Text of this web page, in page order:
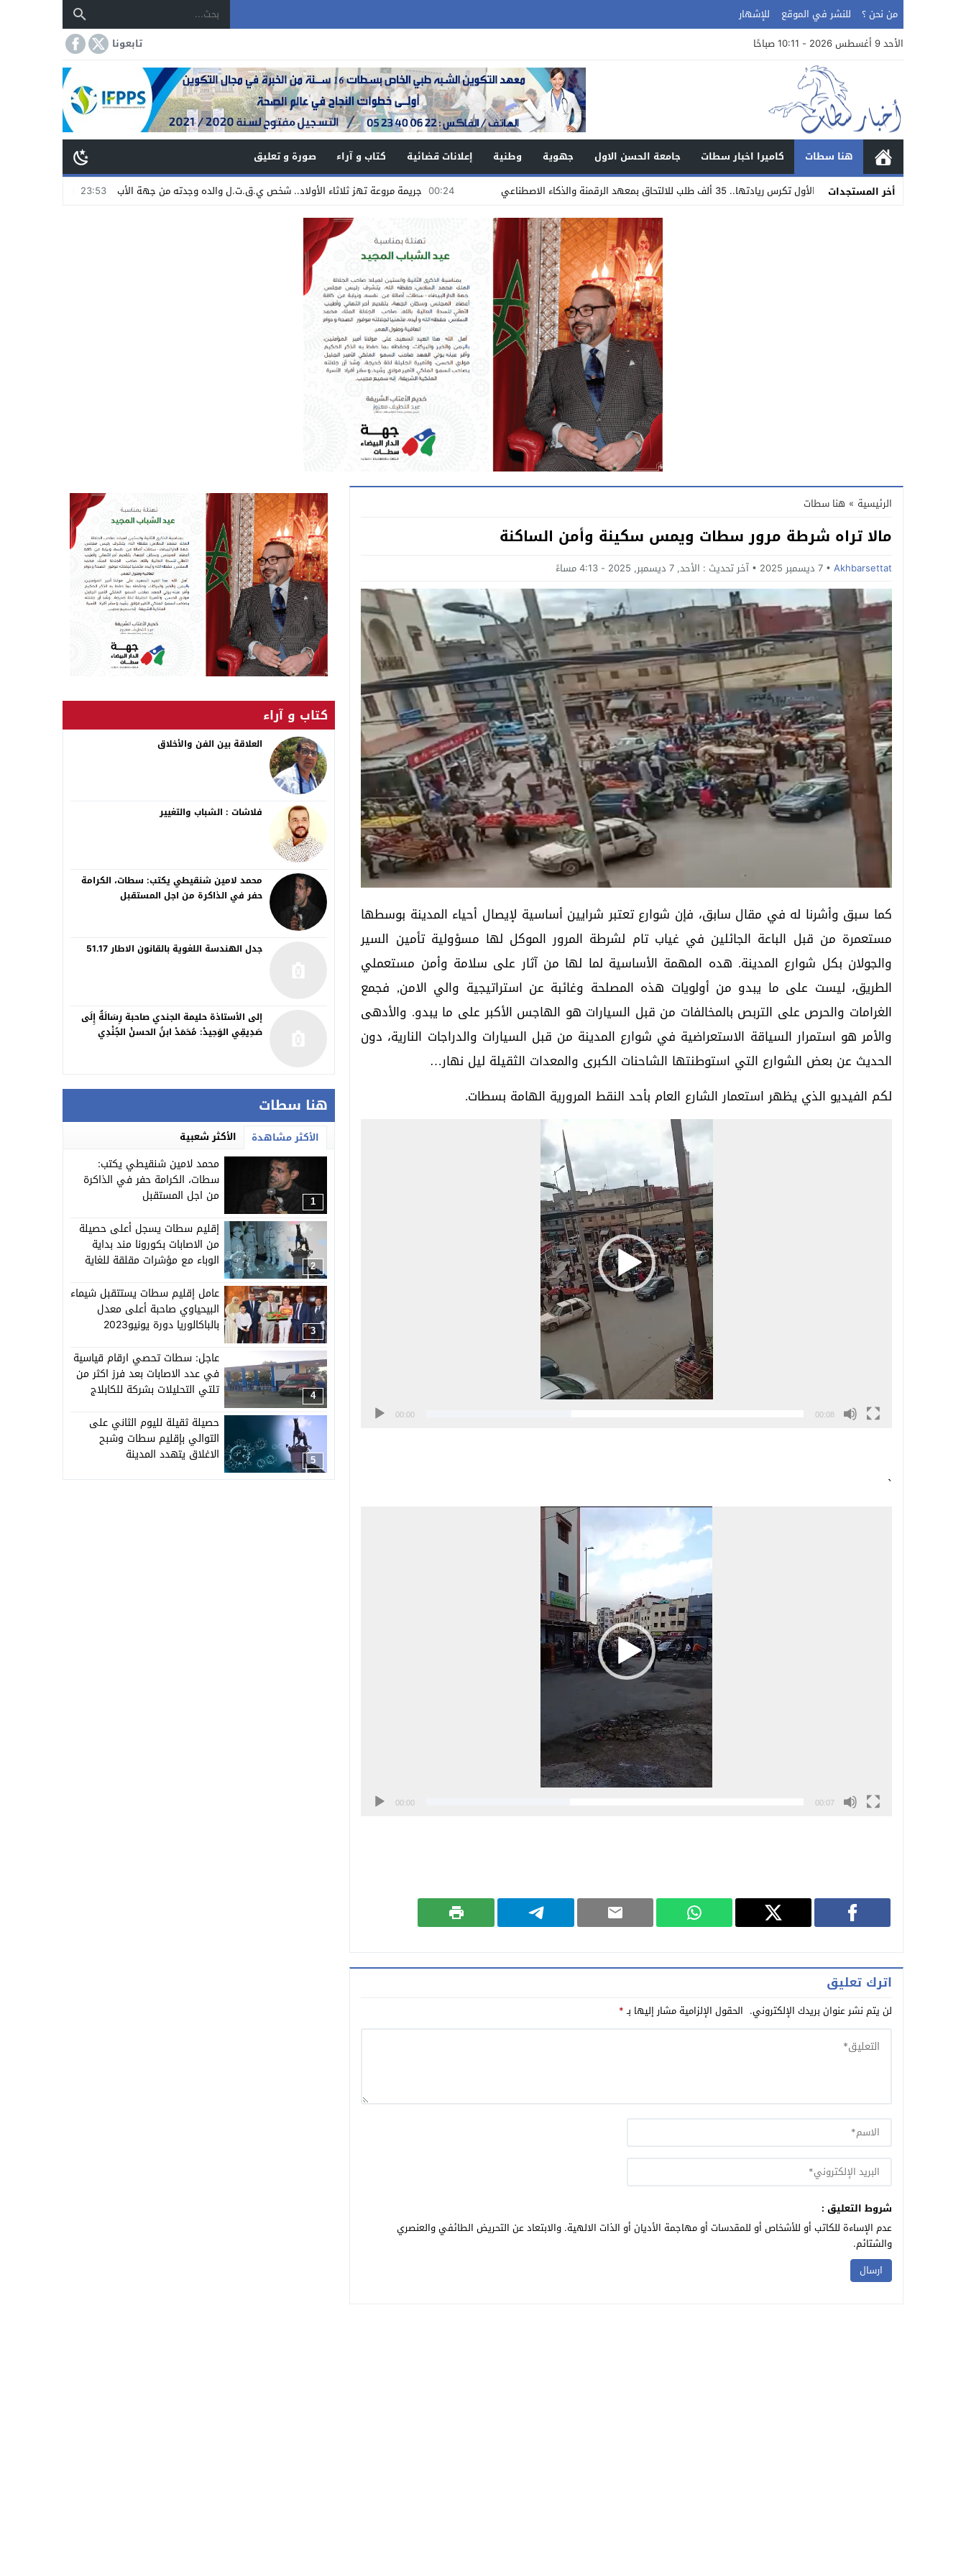
من نحن ؟ للنشر في الموقع
للإشهار
الأحد 9 أغسطس 2026 - 10:11 صباحًا
تابعونا
هنا سطات كاميرا اخبار سطات جامعة الحسن الاول جهوية وطنية إعلانات قضائية كتاب و آراء
صورة و تعليق
أخر المستجدات
00:24 جريمة مروعة تهز ثلاثاء الأولاد.. شخص ي.ق.ت.ل والده وجدته من جهة الأب 23:53 انطلاق أشغال إصلاح أرضية الملعب جامعة الحسن الأول تكرس ريادتها.. 35 ألف طلب للالتحاق بمعهد الرقمنة والذكاء الاصطناعي
الرئيسية » هنا سطات
مالا تراه شرطة مرور سطات ويمس سكينة وأمن الساكنة
Akhbarsettat 7 ديسمبر 2025 آخر تحديث : الأحد, 7 ديسمبر, 2025 - 4:13 مساءً
كما سبق وأشرنا له في مقال سابق، فإن شوارع تعتبر شرايين أساسية لإيصال أحياء المدينة بوسطها
مستعمرة من قبل الباعة الجائلين في غياب تام لشرطة المرور الموكل لها مسؤولية تأمين السير
والجولان بكل شوارع المدينة. هده المهمة الأساسية لما لها من آثار على سلامة وأمن مستعملي
الطريق، ليست على ما يبدو من أولويات هذه المصلحة وغائبة عن استراتيجية والي الامن, فجمع
الغرامات والحرص على التربص بالمخالفات من قبل السيارات هو الهاجس الأكبر على ما يبدو. والأدهى
والأمر هو استمرار السياقة الاستعراضية في شوارع المدينة من قبل السيارات والدراجات النارية، دون
الحديث عن بعض الشوارع التي استوطنتها الشاحنات الكبرى والمعدات الثقيلة ليل نهار…
لكم الفيديو الذي يظهر استعمار الشارع العام بأحد النقط المرورية الهامة بسطات.
00:00 00:08
`
00:00 00:07
اترك تعليق
لن يتم نشر عنوان بريدك الإلكتروني. الحقول الإلزامية مشار إليها بـ*
شروط التعليق :
عدم الإساءة للكاتب أو للأشخاص أو للمقدسات أو مهاجمة الأديان أو الذات الالهية. والابتعاد عن التحريض الطائفي والعنصري
والشتائم.
هنا سطات
الأكثر مشاهدة الأكثر شعبية
1
محمد لامين شنقيطي يكتب:
سطات، الكرامة حفر في الذاكرة
من اجل المستقبل
2
إقليم سطات يسجل أعلى حصيلة
من الاصابات بكورونا مند بداية
الوباء مع مؤشرات مقلقة للغاية
3
عامل إقليم سطات يستتقبل شيماء
البيحياوي صاحبة أعلى معدل
بالباكالوريا دورة يونيو2023
4
عاجل: سطات تحصي ارقام قياسية
في عدد الاصابات بعد فرز اكثر من
تلتي التحليلات بشركة للكابلاج
5
حصيلة ثقيلة لليوم الثاني على
التوالي بإقليم سطات وشبح
الاغلاق يتهدد المدينة
كتاب و آراء
العلاقة بين الفن والأخلاق
فلاشات : الشباب والتغيير
محمد لامين شنقيطي يكتب: سطات، الكرامة
حفر في الذاكرة من اجل المستقبل
جدل الهندسة اللغوية بالقانون الاطار 51.17
إلى الأستاذة حليمة الجندي صاحبة رِسَالَةٌ إِلَى
صَدِيقِي الوَحِيدْ: مُحَمَدْ ابنُ الحسنْ الجُنْدِي